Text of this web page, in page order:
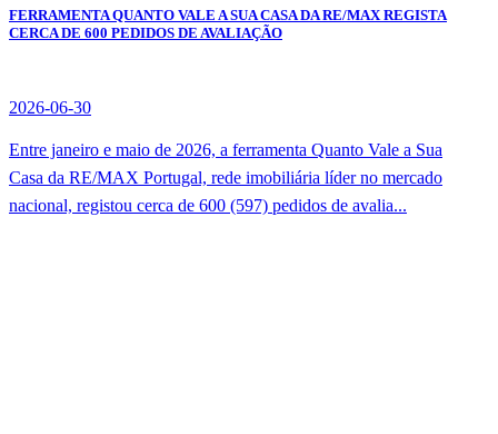
FERRAMENTA QUANTO VALE A SUA CASA DA RE/MAX REGISTA
CERCA DE 600 PEDIDOS DE AVALIAÇÃO
2026-06-30
Entre janeiro e maio de 2026, a ferramenta Quanto Vale a Sua
Casa da RE/MAX Portugal, rede imobiliária líder no mercado
nacional, registou cerca de 600 (597) pedidos de avalia...